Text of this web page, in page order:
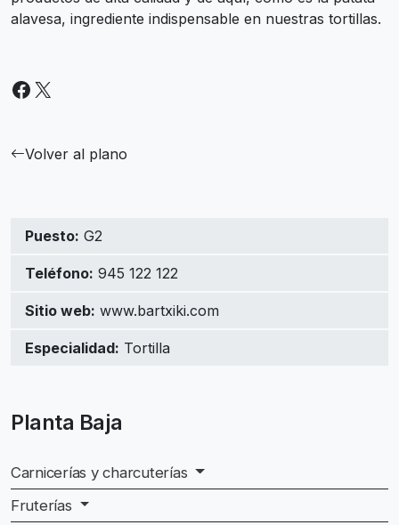
alavesa, ingrediente indispensable en nuestras tortillas.
Facebook
X
Volver al plano
Puesto: G2
Teléfono: 945 122 122
Sitio web: www.bartxiki.com
Especialidad: Tortilla
Planta Baja
Carnicerías y charcuterías
Fruterías